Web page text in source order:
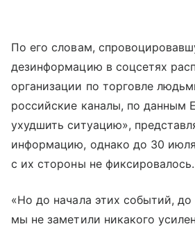
По его словам,
дезинформацию в соцсетях
организации по торговле
российские каналы, по данным
ухудшить ситуацию»,
информацию, однако до 30
с их стороны не фиксировалось.
«Но до начала этих событий,
мы не заметили никакого